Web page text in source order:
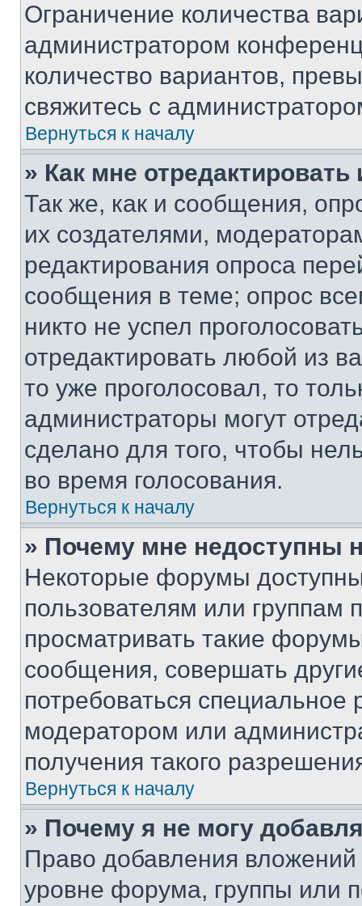
Ограничение количества
администратором
количество вариантов,
свяжитесь с
Вернуться к началу
» Как мне
Так же, как и сообщения,
их создателями,
редактирования опроса
сообщения в теме; опрос
никто не успел
отредактировать любой из
то уже проголосовал, то
администраторы могут
сделано для того, чтобы
во время голосования.
Вернуться к началу
» Почему мне недоступны
Некоторые форумы
пользователям или группам
просматривать такие
сообщения, совершать
потребоваться
модератором или
получения такого
Вернуться к началу
» Почему я не могу
Право добавления
уровне форума, группы или